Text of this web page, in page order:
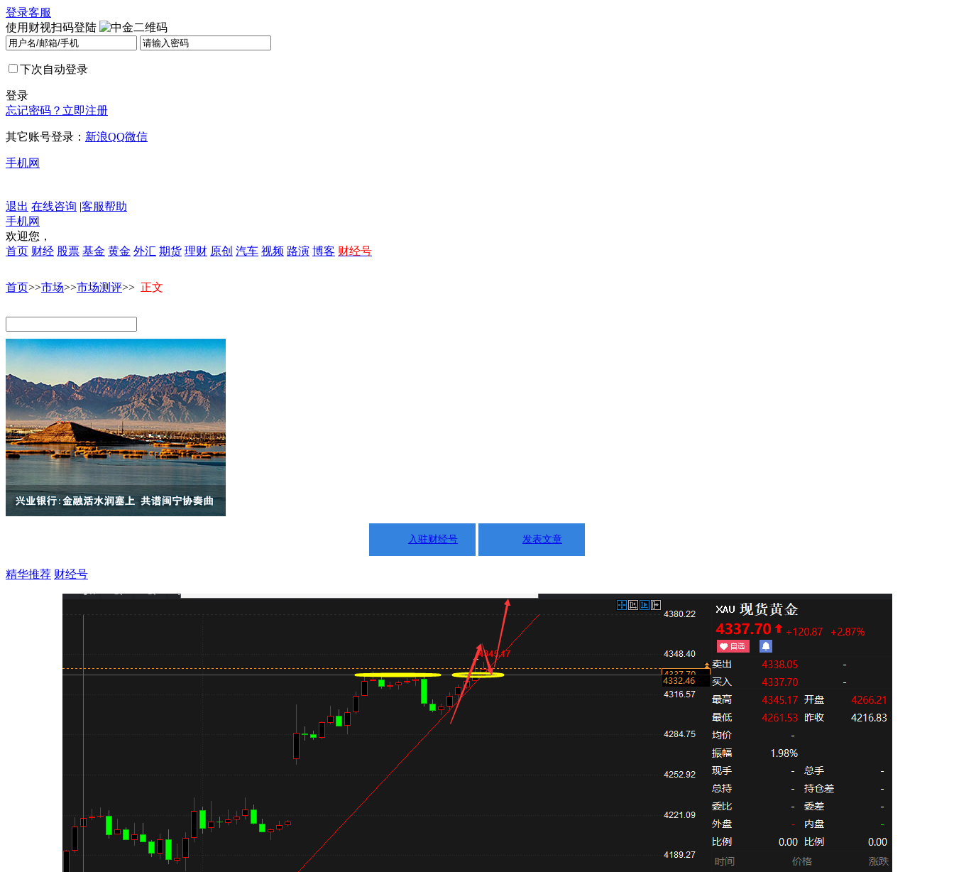
登录客服
使用财视扫码登陆
下次自动登录
登录
忘记密码？ 立即注册
其它账号登录： 新浪QQ微信
手机网
退出 在线咨询 |客服帮助
手机网
欢迎您，
首页 财经 股票 基金 黄金 外汇 期货 理财 原创 汽车 视频 路演 博客 财经号
首页>>市场>>市场测评>> 正文
入驻财经号 发表文章
精华推荐 财经号